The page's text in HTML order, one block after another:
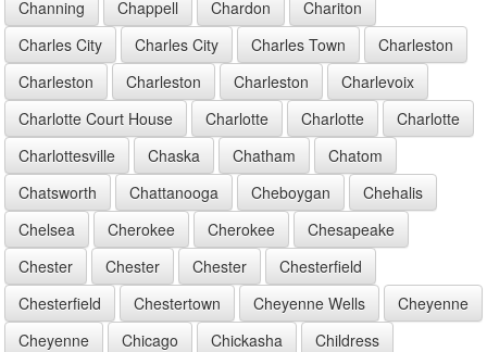
Channing
Chappell Chardon
Chariton
Charles City
Charles City Charles Town
Charleston
Charleston
Charleston Charleston
Charlevoix
Charlotte Court House
Charlotte Charlotte
Charlotte
Charlottesville
Chaska Chatham
Chatom
Chatsworth
Chattanooga Cheboygan
Chehalis
Chelsea
Cherokee Cherokee
Chesapeake
Chester
Chester Chester
Chesterfield
Chesterfield
Chestertown Cheyenne Wells
Cheyenne
Cheyenne
Chicago Chickasha
Childress